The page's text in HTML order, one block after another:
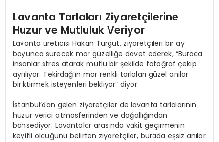
Lavanta Tarlaları Ziyaretçilerine
Huzur ve Mutluluk Veriyor
Lavanta üreticisi Hakan Turgut, ziyaretçileri bir ay
boyunca sürecek mor güzelliğe davet ederek, “Burada
insanlar stres atarak mutlu bir şekilde fotoğraf çekip
ayrılıyor. Tekirdağ’ın mor renkli tarlaları güzel anılar
biriktirmek isteyenleri bekliyor” diyor.
İstanbul’dan gelen ziyaretçiler de lavanta tarlalarının
huzur verici atmosferinden ve doğallığından
bahsediyor. Lavantalar arasında vakit geçirmenin
keyifli olduğunu belirten ziyaretçiler, burada eşsiz anılar